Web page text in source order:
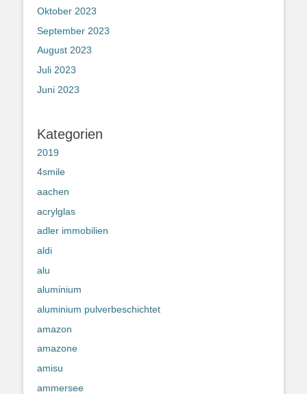
Oktober 2023
September 2023
August 2023
Juli 2023
Juni 2023
Kategorien
2019
4smile
aachen
acrylglas
adler immobilien
aldi
alu
aluminium
aluminium pulverbeschichtet
amazon
amazone
amisu
ammersee